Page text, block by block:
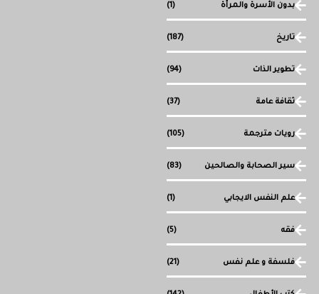
بدون الأسرة والمرأة (1)
تاريخ (187)
تطوير الذات (94)
ثقافة عامة (37)
رويات مترجمة (105)
سير الصحابة والصالحين (83)
علم النفس الايجابي (1)
فقه (5)
فلسفة و علم نفس (21)